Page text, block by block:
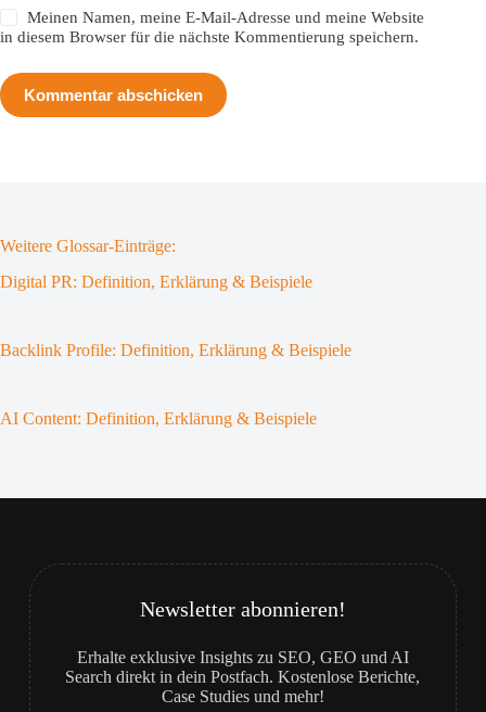
Meinen Namen, meine E-Mail-Adresse und meine Website
in diesem Browser für die nächste Kommentierung speichern.
Kommentar abschicken
Weitere Glossar-Einträge:
Digital PR: Definition, Erklärung & Beispiele
Backlink Profile: Definition, Erklärung & Beispiele
AI Content: Definition, Erklärung & Beispiele
Newsletter abonnieren!
Erhalte exklusive Insights zu SEO, GEO und AI
Search direkt in dein Postfach. Kostenlose Berichte,
Case Studies und mehr!